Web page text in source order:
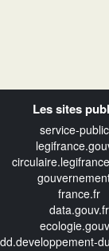
Les sites
service-
france.fr
data.gouv.fr